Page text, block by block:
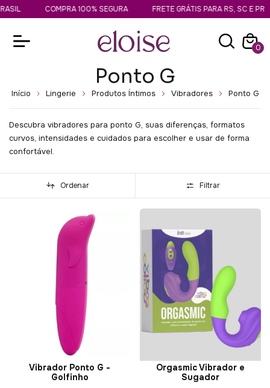
COMPRA 100% SEGURA FRETE GRÁTIS PARA RS, SC E PR
0
Ponto G
Início Lingerie Produtos Íntimos Vibradores Ponto G
Descubra vibradores para ponto G, suas diferenças, formatos
curvos, intensidades e cuidados para escolher e usar de forma
confortável.
Ordenar Filtrar
Vibrador Ponto G -
Golfinho
Orgasmic Vibrador e
Sugador